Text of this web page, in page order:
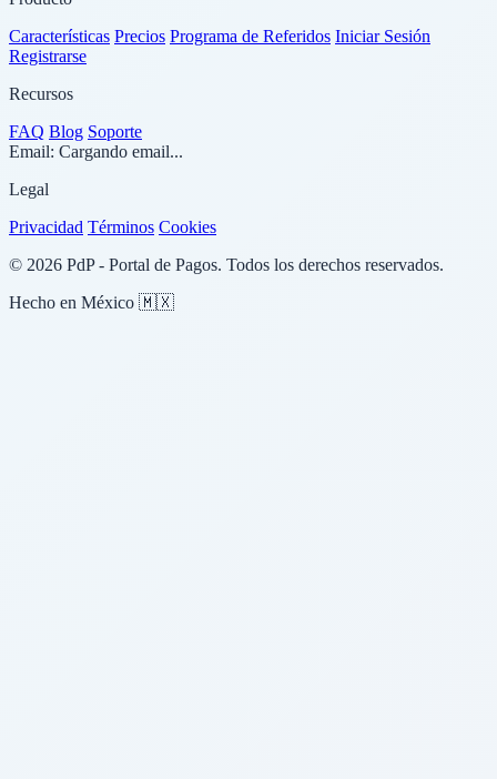
Características Precios Programa de Referidos Iniciar Sesión
Registrarse
Recursos
FAQ Blog Soporte
Email: Cargando email...
Legal
Privacidad Términos Cookies
© 2026 PdP - Portal de Pagos. Todos los derechos reservados.
Hecho en México 🇲🇽